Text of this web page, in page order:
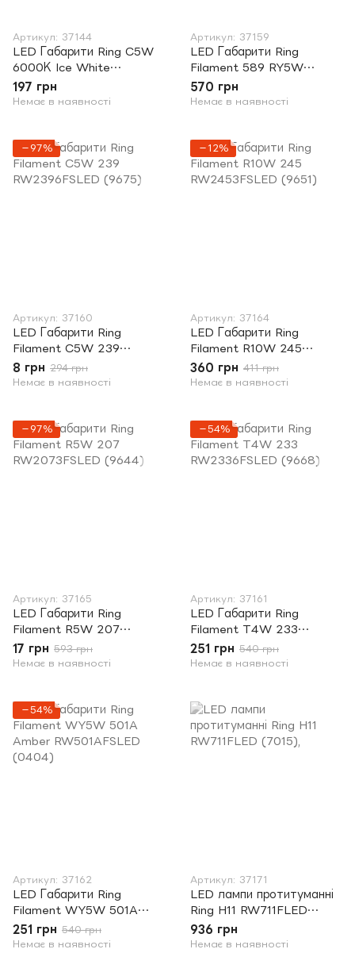
Артикул: 37144
LED Габарити Ring C5W
6000К Ice White
RW2396LED (9553)
197 грн
Немає в наявності
Артикул: 37159
LED Габарити Ring
Filament 589 RY5W
Amber RW589AFSLED
(0411)
570 грн
Немає в наявності
−97%
Артикул: 37160
LED Габарити Ring
Filament C5W 239
RW2396FSLED (9675)
8 грн 294 грн
Немає в наявності
−12%
Артикул: 37164
LED Габарити Ring
Filament R10W 245
RW2453FSLED (9651)
360 грн 411 грн
Немає в наявності
−97%
Артикул: 37165
LED Габарити Ring
Filament R5W 207
RW2073FSLED (9644)
17 грн 593 грн
Немає в наявності
−54%
Артикул: 37161
LED Габарити Ring
Filament T4W 233
RW2336FSLED (9668)
251 грн 540 грн
Немає в наявності
−54%
Артикул: 37162
LED Габарити Ring
Filament WY5W 501A
Amber RW501AFSLED
(0404)
251 грн 540 грн
Немає в наявності
Артикул: 37171
LED лампи протитуманні
Ring H11 RW711FLED
(7015),
936 грн
Немає в наявності